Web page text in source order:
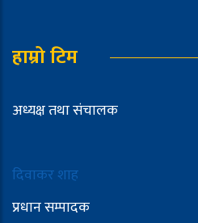
हाम्रो टिम
अध्यक्ष तथा संचालक
दिवाकर शाह
प्रधान सम्पादक